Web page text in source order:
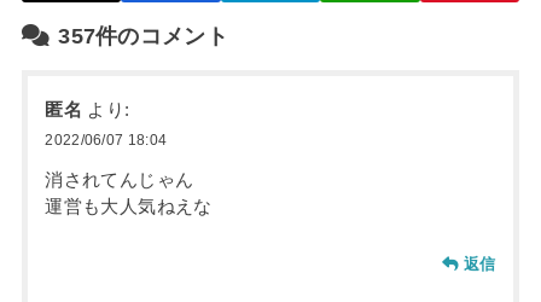
357件のコメント
匿名 より:
2022/06/07 18:04
消されてんじゃん
運営も大人気ねえな
返信